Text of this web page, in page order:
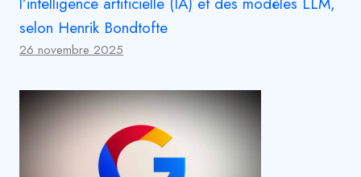
selon Henrik Bondtofte
26 novembre 2025